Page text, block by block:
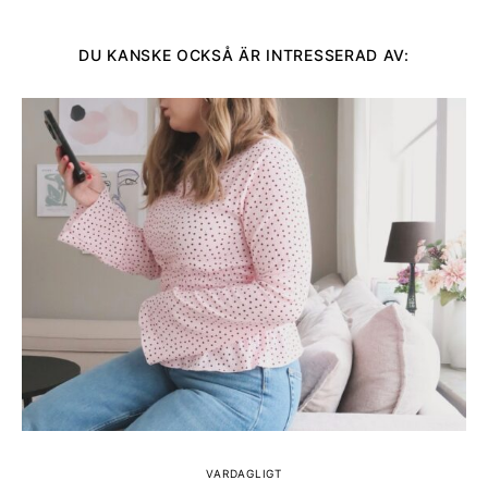
DU KANSKE OCKSÅ ÄR INTRESSERAD AV:
VARDAGLIGT